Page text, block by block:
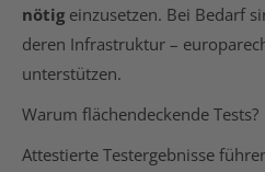
nötig einzusetzen. Bei Bedarf
deren Infrastruktur –
unterstützen.
Warum flächendeckende Tests?
Attestierte Testergebnisse